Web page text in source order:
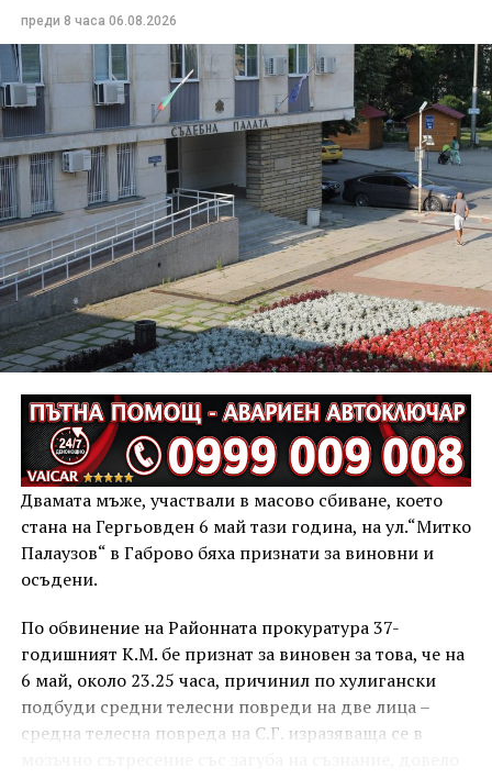
преди 8 часа 06.08.2026
Двамата мъже, участвали в масово сбиване, което
стана на Гергьовден 6 май тази година, на ул.“Митко
Палаузов“ в Габрово бяха признати за виновни и
осъдени.
По обвинение на Районната прокуратура 37-
годишният К.М. бе признат за виновен за това, че на
6 май, около 23.25 часа, причинил по хулигански
подбуди средни телесни повреди на две лица –
средна телесна повреда на С.Г. изразяваща се в